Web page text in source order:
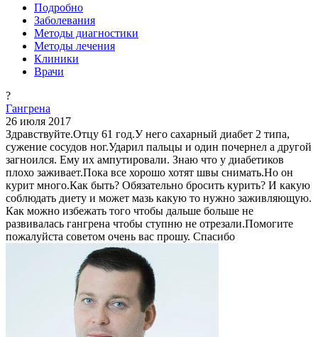
Подробно
Заболевания
Методы диагностики
Методы лечения
Клиники
Врачи
?
Гангрена
26 июля 2017
Здравствуйте.Отцу 61 год.У него сахарный диабет 2 типа,
сужение сосудов ног.Ударил пальцы и один почернел а другой
загноился. Ему их ампутировали. Знаю что у диабетиков
плохо заживает.Пока все хорошо хотят швы снимать.Но он
курит много.Как быть? Обязательно бросить курить? И какую
соблюдать диету и может мазь какую то нужно заживляющую.
Как можно избежать того чтобы дальше больше не
развивалась гангрена чтобы ступню не отрезали.Помогите
пожалуйста советом очень вас прошу. Спасибо